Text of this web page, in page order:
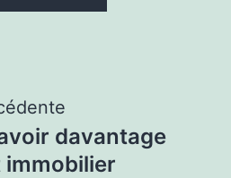
davantage